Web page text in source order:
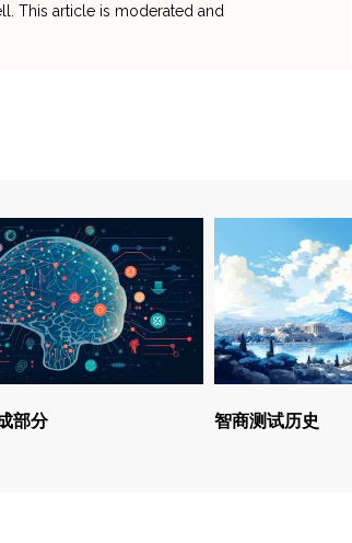
This article is moderated and
部分 智商测试历史